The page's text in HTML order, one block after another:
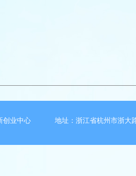
新创业中心 地址：浙江省杭州市浙大